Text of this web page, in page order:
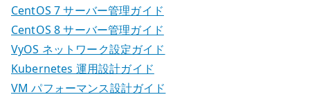
CentOS 7 サーバー管理ガイド
CentOS 8 サーバー管理ガイド
VyOS ネットワーク設定ガイド
Kubernetes 運用設計ガイド
VM パフォーマンス設計ガイド